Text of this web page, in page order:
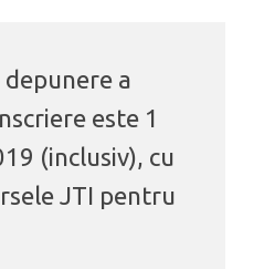
a
este 1
(inclusiv), cu
JTI pentru